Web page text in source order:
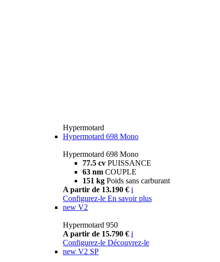
Hypermotard
Hypermotard 698 Mono
Hypermotard 698 Mono
77.5 cv PUISSANCE
63 nm COUPLE
151 kg Poids sans carburant
A partir de 13.190 € i
Configurez-le En savoir plus
new V2
Hypermotard 950
A partir de 15.790 € i
Configurez-le Découvrez-le
new V2 SP